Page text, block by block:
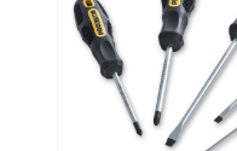
Îngrășăminte
Îngrășăminte lichide
Îngrășăminte foliare
hidrosolubile